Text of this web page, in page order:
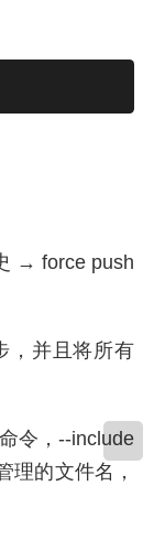
→ force push
，并且将所有
令，--include
理的文件名，